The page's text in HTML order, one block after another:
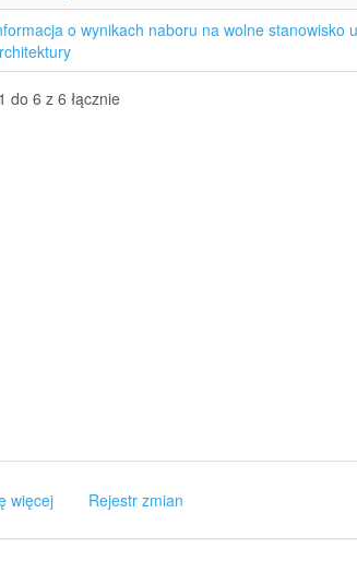
o wynikach naboru na wolne stanowisko
do 6 z 6 łącznie
więcej Rejestr zmian